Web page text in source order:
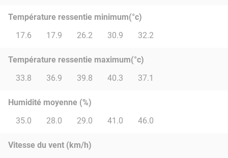
Température ressentie minimum(°c)
17.6
17.9 26.2 30.9 32.2
Température ressentie maximum(°c)
33.8
36.9 39.8 40.3 37.1
Humidité moyenne (%)
35.0
28.0 29.0 41.0 46.0
Vitesse du vent (km/h)